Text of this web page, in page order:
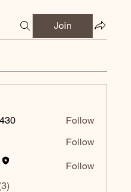
Join
Follow
Follow
Follow